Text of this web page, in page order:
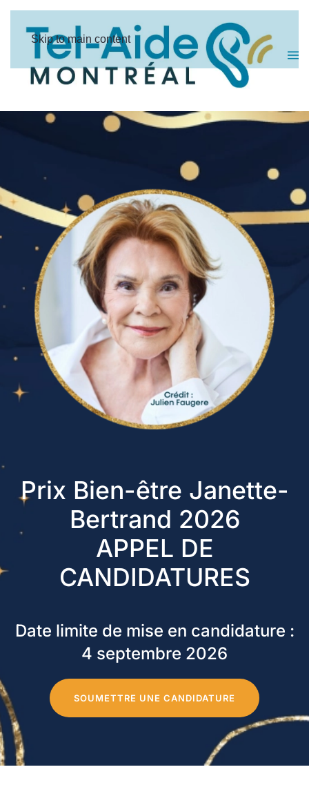
Panneau de gestion des cookies
Skip to main content
Prix Bien-être Janette-
Bertrand 2026
APPEL DE
CANDIDATURES
Date limite de mise en candidature :
4 septembre 2026
SOUMETTRE UNE CANDIDATURE